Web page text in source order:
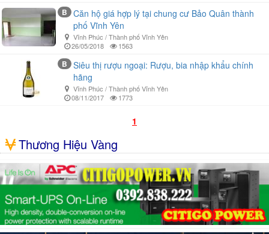
B
Căn hộ giá hợp lý tại chung cư Bảo Quân thành
phố Vĩnh Yên
Vĩnh Phúc / Thành phố Vĩnh Yên
26/05/2018
1563
B
Siêu thị rượu ngoại: Rượu, bia nhập khẩu chính
hãng
Vĩnh Phúc / Thành phố Vĩnh Yên
08/11/2017
1773
1
Thương Hiệu Vàng